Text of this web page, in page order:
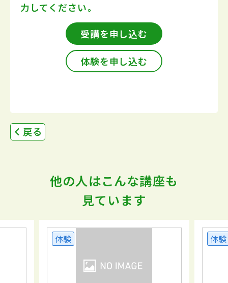
力してください。
受講を申し込む
体験を申し込む
戻る
他の人はこんな講座も
見ています
体験 体験